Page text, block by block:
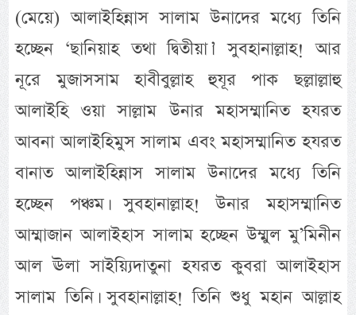
(মেয়ে) আলাইহিন্নাস সালাম উনাদের মধ্যে তিনি
হচ্ছেন ‘ছানিয়াহ তথা দ্বিতীয়া।’ সুবহানাল্লাহ! আর
নূরে মুজাসসাম হাবীবুল্লাহ হুযূর পাক ছল্লাল্লাহু
আলাইহি ওয়া সাল্লাম উনার মহাসম্মানিত হযরত
আবনা আলাইহিমুস সালাম এবং মহাসম্মানিত হযরত
বানাত আলাইহিন্নাস সালাম উনাদের মধ্যে তিনি
হচ্ছেন পঞ্চম। সুবহানাল্লাহ! উনার মহাসম্মানিত
আম্মাজান আলাইহাস সালাম হচ্ছেন উম্মুল মু’মিনীন
আল ঊলা সাইয়্যিদাতুনা হযরত কুবরা আলাইহাস
সালাম তিনি। সুবহানাল্লাহ! তিনি শুধু মহান আল্লাহ